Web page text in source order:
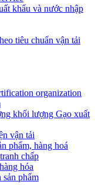
khẩu và nước nhập
tiêu chuẩn vận tải
organization
khối lượng Gạo xuất
vận tải
phẩm, hàng hoá
chấp
hóa
phẩm